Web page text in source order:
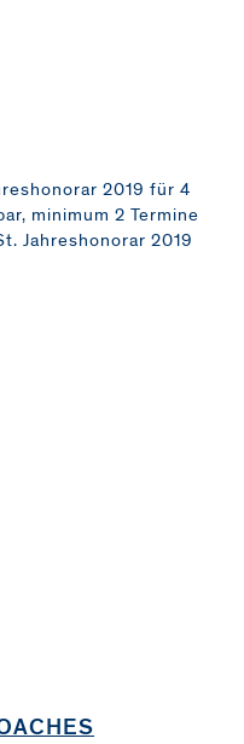
2019 für 4
minimum 2 Termine
Jahreshonorar 2019